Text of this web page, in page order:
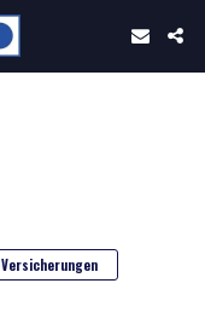
Versicherungen